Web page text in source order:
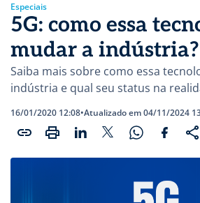
Especiais
5G: como essa
mudar a indústria?
Saiba mais sobre como essa
indústria e qual seu status na
16/01/2020 12:08•Atualizado em 04/11/2024